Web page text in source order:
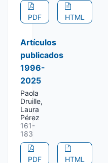
PDF HTML
Artículos
publicados
1996-
2025
Paola
Druille,
Laura
Pérez
161-
183
PDF HTML